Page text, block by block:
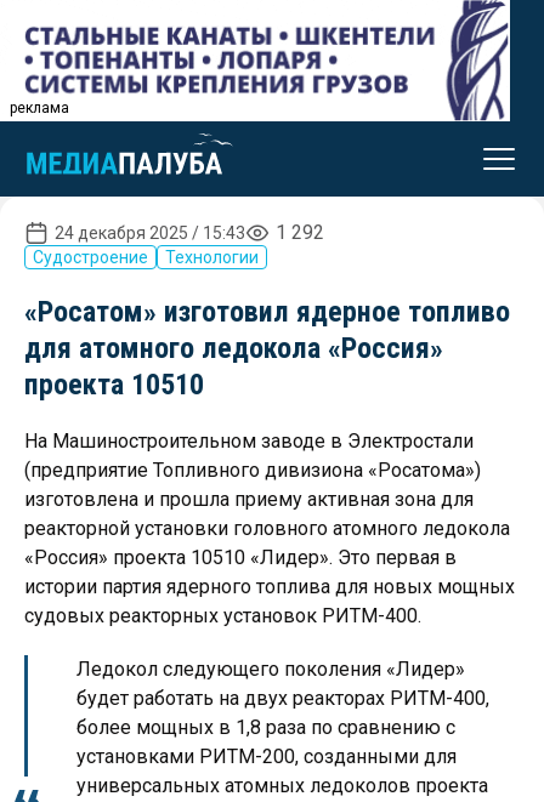
реклама
24 декабря 2025 / 15:43 1 292
Судостроение Технологии
«Росатом» изготовил ядерное топливо
для атомного ледокола «Россия»
проекта 10510
На Машиностроительном заводе в Электростали
(предприятие Топливного дивизиона «Росатома»)
изготовлена и прошла приему активная зона для
реакторной установки головного атомного ледокола
«Россия» проекта 10510 «Лидер». Это первая в
истории партия ядерного топлива для новых мощных
судовых реакторных установок РИТМ-400.
Ледокол следующего поколения «Лидер»
будет работать на двух реакторах РИТМ-400,
более мощных в 1,8 раза по сравнению с
установками РИТМ-200, созданными для
универсальных атомных ледоколов проекта